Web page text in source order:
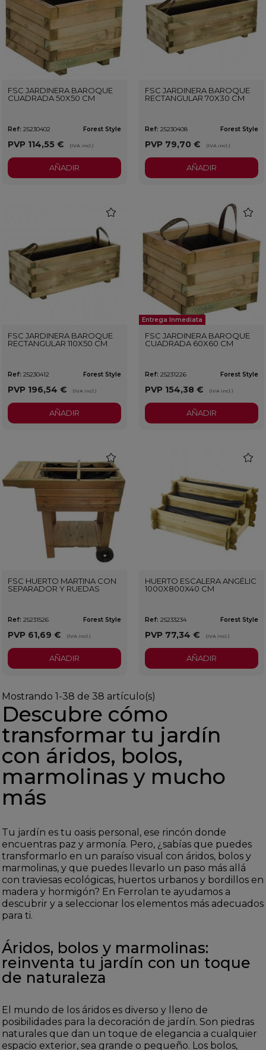
FSC JARDINERA BAROQUE
CUADRADA 50X50 CM
Ref: 25230402 Forest Style
PVP 114,55 € (IVA incl.)
AÑADIR
FSC JARDINERA BAROQUE
RECTANGULAR 70X30 CM
Ref: 25230408 Forest Style
PVP 79,70 € (IVA incl.)
AÑADIR
FSC JARDINERA BAROQUE
RECTANGULAR 110X50 CM
Ref: 25230412 Forest Style
PVP 196,54 € (IVA incl.)
AÑADIR
Entrega Inmediata
FSC JARDINERA BAROQUE
CUADRADA 60X60 CM
Ref: 25231226 Forest Style
PVP 154,38 € (IVA incl.)
AÑADIR
FSC HUERTO MARTINA CON
SEPARADOR Y RUEDAS
Ref: 25231526 Forest Style
PVP 61,69 € (IVA incl.)
AÑADIR
HUERTO ESCALERA ANGÉLIC
1000X800X40 CM
Ref: 25233234 Forest Style
PVP 77,34 € (IVA incl.)
AÑADIR
Mostrando 1-38 de 38 artículo(s)
Descubre cómo
transformar tu jardín
con áridos, bolos,
marmolinas y mucho
más
Tu jardín es tu oasis personal, ese rincón donde
encuentras paz y armonía. Pero, ¿sabías que puedes
transformarlo en un paraíso visual con áridos, bolos y
marmolinas, y que puedes llevarlo un paso más allá
con traviesas ecológicas, huertos urbanos y bordillos en
madera y hormigón? En Ferrolan te ayudamos a
descubrir y a seleccionar los elementos más adecuados
para ti.
Áridos, bolos y marmolinas:
reinventa tu jardín con un toque
de naturaleza
El mundo de los áridos es diverso y lleno de
posibilidades para la decoración de jardín. Son piedras
naturales que dan un toque de elegancia a cualquier
espacio exterior, sea grande o pequeño. Los bolos,